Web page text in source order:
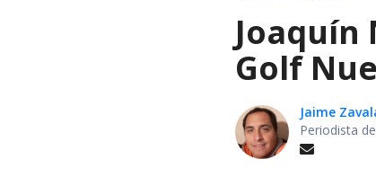
Joaquín
Golf
Jaime
Periodista